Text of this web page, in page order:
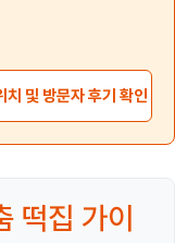
및 방문자 후기 확인
떡집 가이